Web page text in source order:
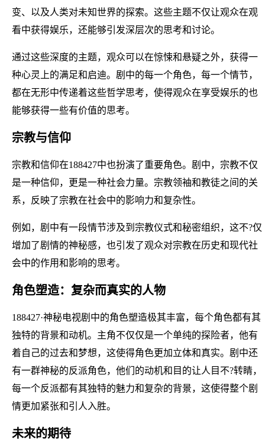
变、以及人类对未知世界的探索。这些主题不仅让观众在观
看中获得娱乐，还能够引发深层次的思考和讨论。
通过这些深度的主题，观众可以在惊悚和悬疑之外，获得一
种心灵上的满足和启迪。剧中的每一个角色，每一个情节，
都在无形中传递着这些哲学思考，使得观众在享受娱乐的也
能够获得一些有价值的思考。
宗教与信仰
宗教和信仰在188427中也扮演了重要角色。剧中，宗教不仅
是一种信仰，更是一种社会力量。宗教领袖和教徒之间的关
系，反映了宗教在社会中的影响力和复杂性。
例如，剧中有一段情节涉及到宗教仪式和秘密组织，这不?仅
增加了剧情的神秘感，也引发了观众对宗教在历史和现代社
会中的作用和影响的思考。
角色塑造：复杂而真实的人物
188427·神秘电视剧中的角色塑造极其丰富，每个角色都有其
独特的背景和动机。主角不仅仅是一个单纯的探险者，他有
着自己的过去和梦想，这使得角色更加立体和真实。剧中还
有一群神秘的反派角色，他们的动机和目的让人目不?转睛，
每一个反派都有其独特的魅力和复杂的背景，这使得整个剧
情更加紧张和引人入胜。
未来的期待